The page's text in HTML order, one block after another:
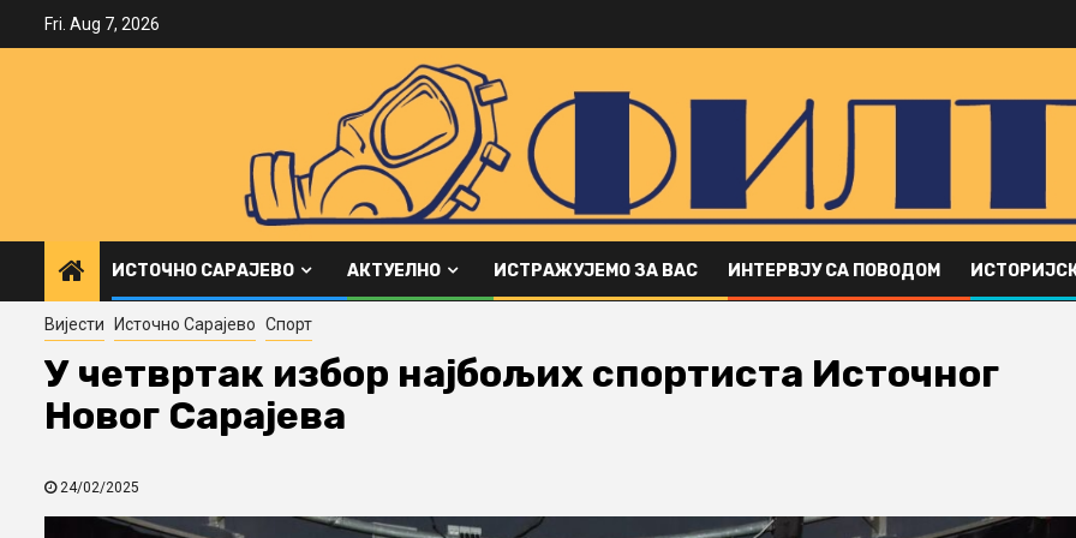
Fri. Aug 7, 2026
ИСТОЧНО САРАЈЕВО АКТУЕЛНО ИСТРАЖУЈЕМО ЗА ВАС ИНТЕРВЈУ СА ПОВОДОМ
Вијести Источно Сарајево Спорт
У четвртак избор најбољих спортиста Источног
Новог Сарајева
24/02/2025